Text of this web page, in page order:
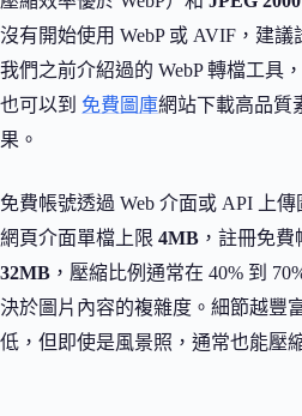
沒有開始使用 WebP 或 AVIF，建議
我們之前介紹過的 WebP 轉檔工具
也可以到 免費圖庫網站下載高品質
果。
免費帳號透過 Web 介面或 API 上
網頁介面單檔上限 4MB ，註冊免費
32MB ，壓縮比例通常在 40% 到
決於圖片內容的複雜度。細節越豐
低，但即使是風景照，通常也能壓